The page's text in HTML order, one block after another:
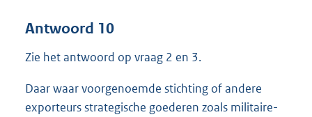
Antwoord 10
Zie het antwoord op vraag 2 en 3.
Daar waar voorgenoemde stichting of andere
exporteurs strategische goederen zoals militaire-